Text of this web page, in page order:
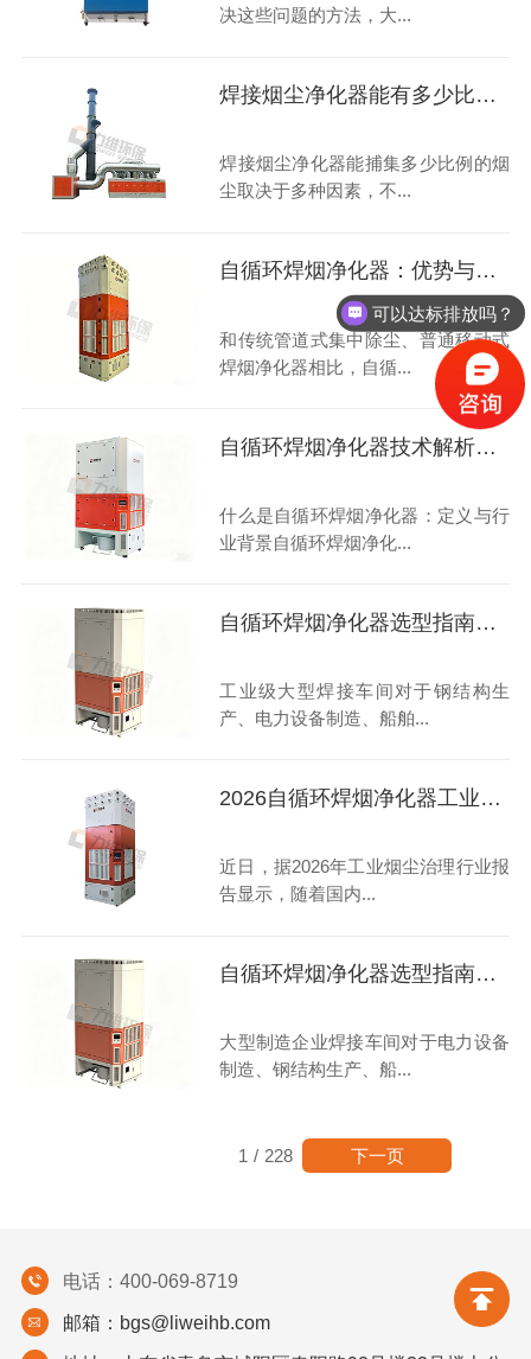
决这些问题的方法，大...
焊接烟尘净化器能有多少比例的烟尘被捕集？
焊接烟尘净化器能捕集多少比例的烟
尘取决于多种因素，不...
自循环焊烟净化器：优势与行业挑战
和传统管道式集中除尘、普通移动式
焊烟净化器相比，自循...
自循环焊烟净化器技术解析了解下
什么是自循环焊烟净化器：定义与行
业背景自循环焊烟净化...
自循环焊烟净化器选型指南大揭秘
工业级大型焊接车间对于钢结构生
产、电力设备制造、船舶...
2026自循环焊烟净化器工业级高性价比畅销型号选购指南
近日，据2026年工业烟尘治理行业报
告显示，随着国内...
自循环焊烟净化器选型指南：高性价比
大型制造企业焊接车间对于电力设备
制造、钢结构生产、船...
1 / 228 下一页
电话：400-069-8719
邮箱：bgs@liweihb.com
可以达标排放吗？